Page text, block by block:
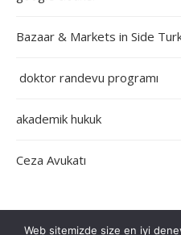
Bazaar & Markets in Side
doktor randevu programı
akademik hukuk
Ceza Avukatı
Web sitemizde size en iyi